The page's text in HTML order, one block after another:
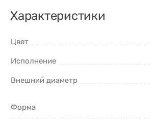
Характеристики
Цвет
Исполнение
Внешний диаметр
Форма